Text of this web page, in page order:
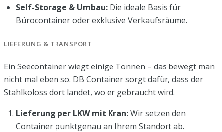
Self-Storage & Umbau: Die ideale Basis für
Bürocontainer oder exklusive Verkaufsräume.
LIEFERUNG & TRANSPORT
Ein Seecontainer wiegt einige Tonnen – das bewegt man
nicht mal eben so. DB Container sorgt dafür, dass der
Stahlkoloss dort landet, wo er gebraucht wird.
Lieferung per LKW mit Kran:Wir setzen den
Container punktgenau an Ihrem Standort ab.